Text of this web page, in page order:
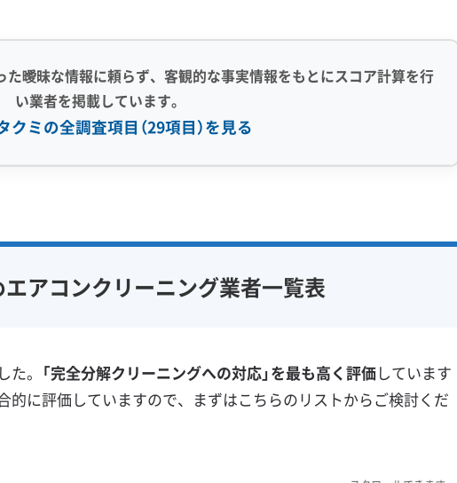
。
鶴見区のエアコンは手強いですね。道路か
っかり洗い流せる高圧洗浄技術の両方を使
リア特有の業者選びの注意点
ンションまで住宅タイプが多様なため、建物の構造や機種の特
曖昧な情報に頼らず、客観的な事実情報をもとにスコア計算を行
い業者を掲載しています。
クミの全調査項目（29項目）を見る
保証付き
アフターフォロー
アレルギー対策
ハウスダスト除去
定額料金 複数台割引
初回割引
即日対応可能
24時間対応
防汚コーティング
アコンクリーニング業者一覧表
。 「完全分解クリーニングへの対応」を最も高く評価しています
的に評価していますので、まずはこちらのリストからご検討くだ